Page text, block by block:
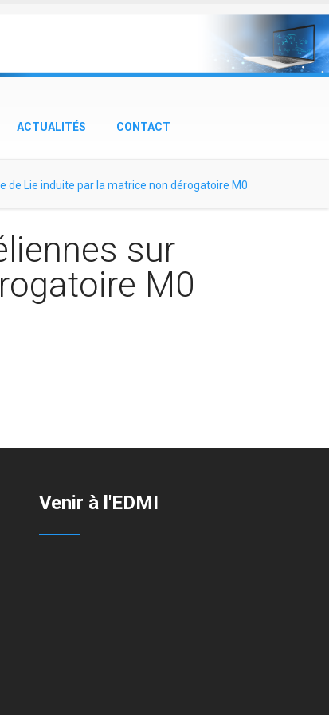
ACTUALITÉS CONTACT
de Lie induite par la matrice non dérogatoire M0
sur
M0
Venir à l'EDMI